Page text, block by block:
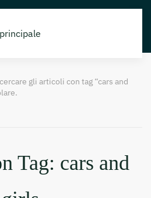
gli articoli con tag “cars and
Tag: cars and